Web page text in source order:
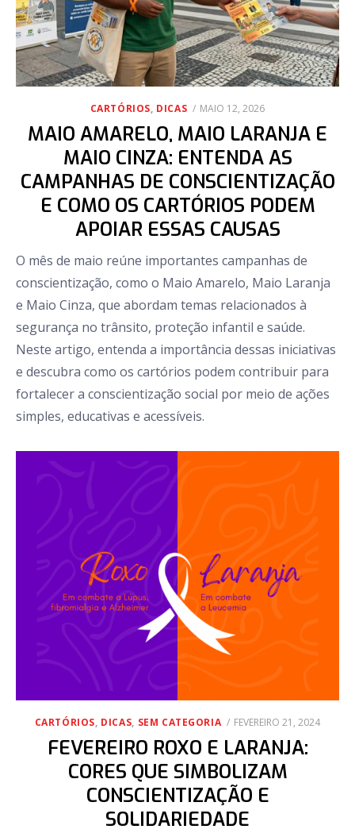
CARTÓRIOS, DICAS
POSTED
MAIO 12, 2026
MAIO AMARELO, MAIO LARANJA E
MAIO CINZA: ENTENDA AS
CAMPANHAS DE CONSCIENTIZAÇÃO
E COMO OS CARTÓRIOS PODEM
APOIAR ESSAS CAUSAS
O mês de maio reúne importantes campanhas de
conscientização, como o Maio Amarelo, Maio Laranja
e Maio Cinza, que abordam temas relacionados à
segurança no trânsito, proteção infantil e saúde.
Neste artigo, entenda a importância dessas iniciativas
e descubra como os cartórios podem contribuir para
fortalecer a conscientização social por meio de ações
simples, educativas e acessíveis.
CARTÓRIOS, DICAS, SEM CATEGORIA
POSTED
FEVEREIRO 21, 2024
FEVEREIRO ROXO E LARANJA:
CORES QUE SIMBOLIZAM
CONSCIENTIZAÇÃO E
SOLIDARIEDADE